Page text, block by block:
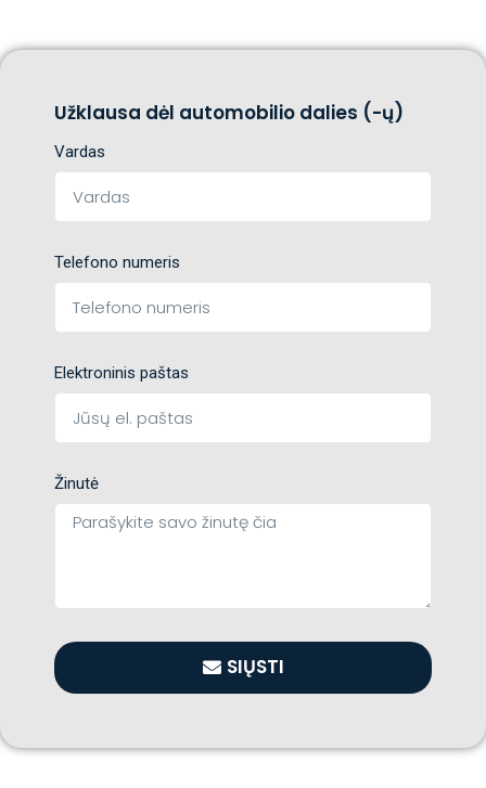
Užklausa dėl automobilio dalies (-ų)
Vardas
Telefono numeris
Elektroninis paštas
Žinutė
SIŲSTI